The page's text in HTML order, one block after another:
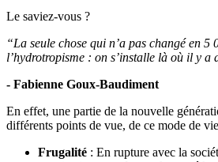
Le saviez-vous ?
“La seule chose qui n’a pas changé en 5
l’hydrotropisme : on s’installe là où il y a
- Fabienne Goux-Baudiment
En effet, une partie de la nouvelle
différents points de vue, de ce mode de
Frugalité : En rupture avec la